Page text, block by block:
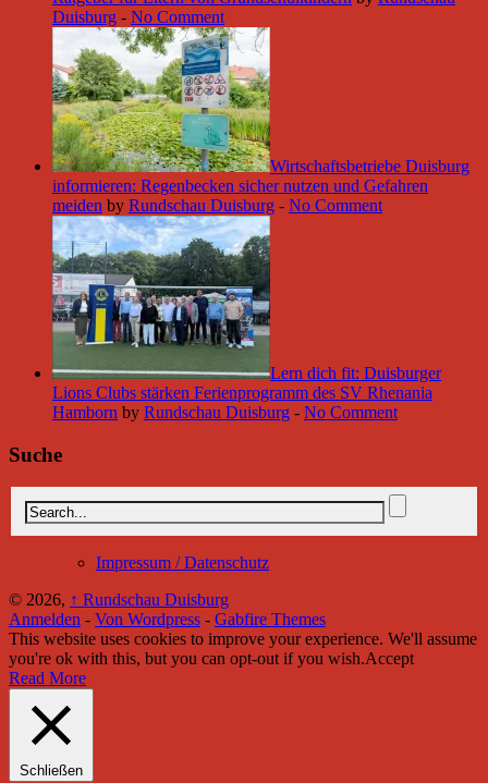
Duisburg - No Comment
Wirtschaftsbetriebe Duisburg
informieren: Regenbecken sicher nutzen und Gefahren
meiden by Rundschau Duisburg - No Comment
Lern dich fit: Duisburger
Lions Clubs stärken Ferienprogramm des SV Rhenania
Hamborn by Rundschau Duisburg - No Comment
Suche
Impressum / Datenschutz
© 2026, ↑ Rundschau Duisburg
Anmelden - Von Wordpress - Gabfire Themes
This website uses cookies to improve your experience. We'll assume
you're ok with this, but you can opt-out if you wish.Accept
Read More
Schließen